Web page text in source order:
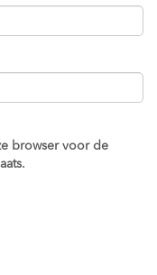
browser voor de